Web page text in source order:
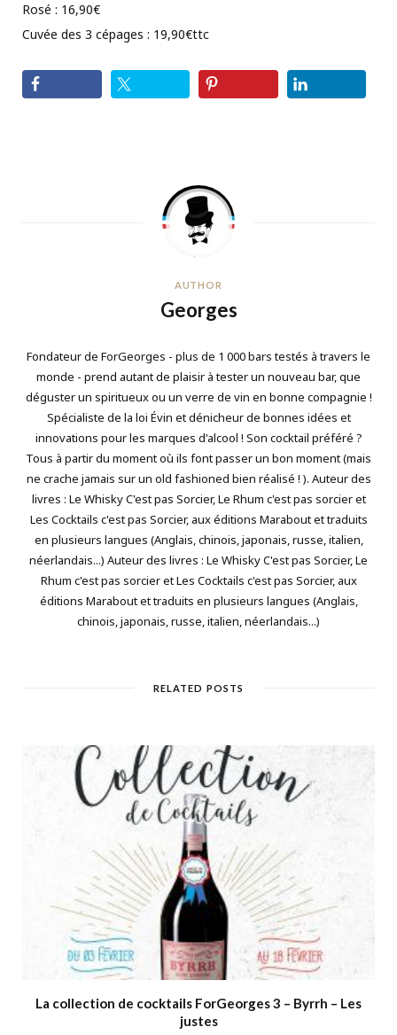
Rosé : 16,90€
Cuvée des 3 cépages : 19,90€ttc
AUTHOR
Georges
Fondateur de ForGeorges - plus de 1 000 bars testés à travers le
monde - prend autant de plaisir à tester un nouveau bar, que
déguster un spiritueux ou un verre de vin en bonne compagnie !
Spécialiste de la loi Évin et dénicheur de bonnes idées et
innovations pour les marques d'alcool ! Son cocktail préféré ?
Tous à partir du moment où ils font passer un bon moment (mais
ne crache jamais sur un old fashioned bien réalisé ! ). Auteur des
livres : Le Whisky C'est pas Sorcier, Le Rhum c'est pas sorcier et
Les Cocktails c'est pas Sorcier, aux éditions Marabout et traduits
en plusieurs langues (Anglais, chinois, japonais, russe, italien,
néerlandais...) Auteur des livres : Le Whisky C'est pas Sorcier, Le
Rhum c'est pas sorcier et Les Cocktails c'est pas Sorcier, aux
éditions Marabout et traduits en plusieurs langues (Anglais,
chinois, japonais, russe, italien, néerlandais...)
RELATED POSTS
La collection de cocktails ForGeorges 3 – Byrrh – Les
justes